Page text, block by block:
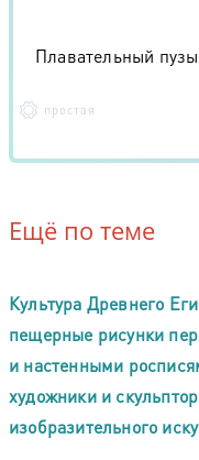
Плавательный
простая
Ещё по теме
Культура Древнего
пещерные рисунки
и настенными
художники и
изобразительного